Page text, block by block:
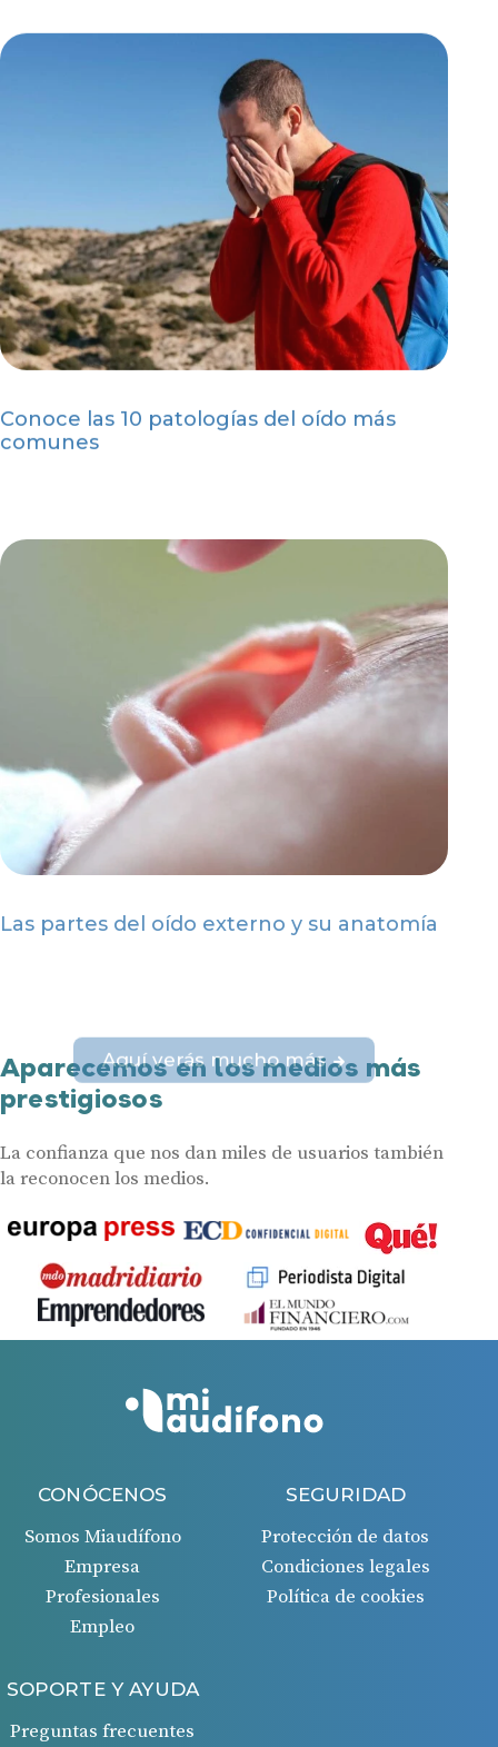
Conoce las 10 patologías del oído más
comunes
Las partes del oído externo y su anatomía
Aparecemos en los medios más
prestigiosos
La confianza que nos dan miles de usuarios también
la reconocen los medios.
CONÓCENOS
Somos Miaudífono
Empresa
Profesionales
Empleo
SEGURIDAD
Protección de datos
Condiciones legales
Política de cookies
SOPORTE Y AYUDA
Preguntas frecuentes